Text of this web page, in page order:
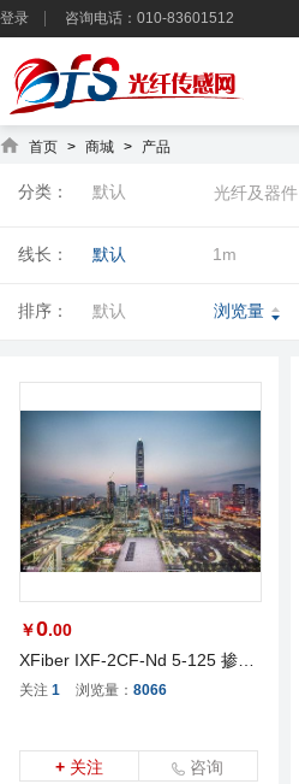
登录 咨询电话：010-83601512
首页 > 商城 > 产品
分类： 默认 光纤及器件
线长： 默认 1m
排序： 默认 浏览量
￥0.00
关注 1 浏览量： 8066
+ 关注 咨询